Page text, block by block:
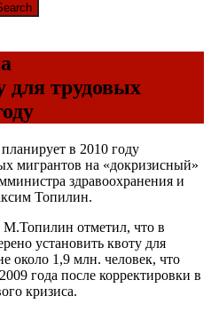
для трудовых
в 2010 году
мигрантов на «докризисный»
здравоохранения и
Топилин.
отметил, что в
установить квоту для
около 1,9 млн. человек, что
года после корректировки в
кризиса.